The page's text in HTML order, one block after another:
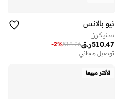
نيو بالانس
سنيكرز
ر.ق510.47
518.26
-2%
توصيل مجاني
الأكثر مبيعا